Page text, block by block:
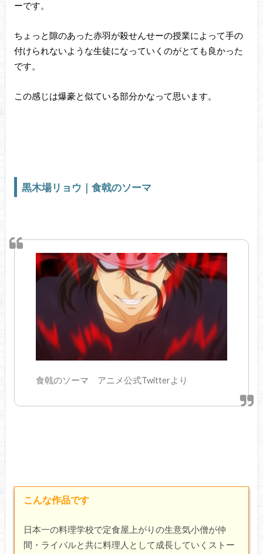
ーです。
ちょっと隙のあった赤羽が殺せんせーの授業によって手の
付けられないような生徒になっていくのがとても良かった
です。
この感じは爆豪と似ている部分かなって思います。
黒木場リョウ｜食戟のソーマ
食戟のソーマ アニメ公式Twitterより
こんな作品です
日本一の料理学校で定食屋上がりの生意気小僧が仲
間・ライバルと共に料理人として成長していくストー